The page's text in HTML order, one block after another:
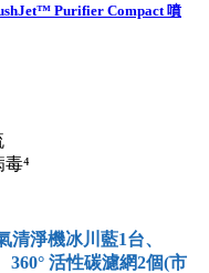
Purifier Compact 噴
⁴
清淨機冰川藍1台、
360° 活性碳濾網2個(市